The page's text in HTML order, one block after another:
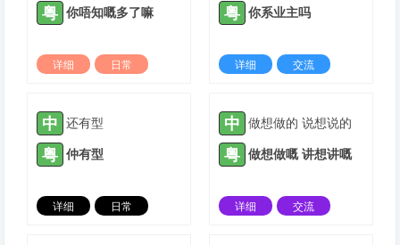
粤 你唔知嘅多了嘛
详细
日常
粤 你系业主吗
详细
交流
中 还有型
粤 仲有型
详细
日常
中 做想做的 说想说的
粤 做想做嘅 讲想讲嘅
详细
交流